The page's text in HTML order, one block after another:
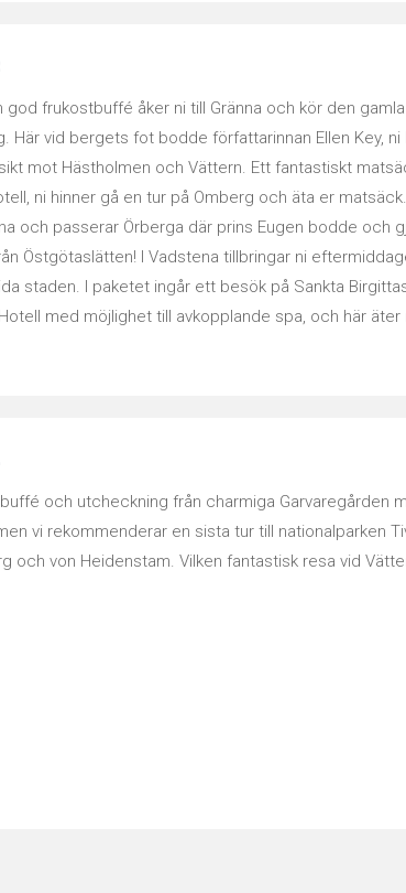
god frukostbuffé åker ni till Gränna och kör den
Här vid bergets fot bodde författarinnan Ellen Key,
mot Hästholmen och Vättern. Ett fantastiskt
ni hinner gå en tur på Omberg och äta er
och passerar Örberga där prins Eugen bodde och
Östgötaslätten! I Vadstena tillbringar ni
staden. I paketet ingår ett besök på Sankta
med möjlighet till avkopplande spa, och här äter
och utcheckning från charmiga Garvaregården
vi rekommenderar en sista tur till nationalparken
och von Heidenstam. Vilken fantastisk resa vid